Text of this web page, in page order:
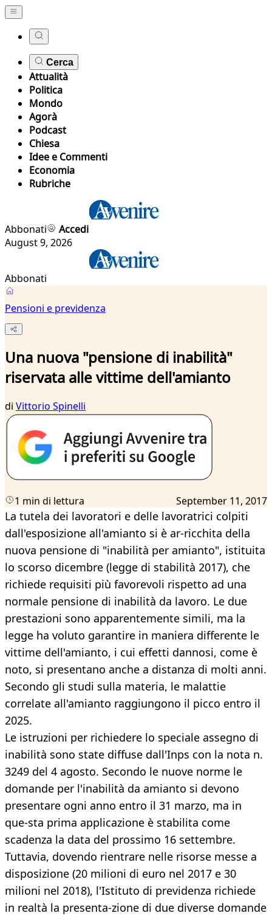
Cerca
Attualità
Politica
Mondo
Agorà
Podcast
Chiesa
Idee e Commenti
Economia
Rubriche
Abbonati
Accedi
August 9, 2026
Abbonati
Pensioni e previdenza
Una nuova "pensione di inabilità"
riservata alle vittime dell'amianto
di Vittorio Spinelli
1 min di lettura September 11, 2017
La tutela dei lavoratori e delle lavoratrici colpiti
dall'esposizione all'amianto si è ar-ricchita della
nuova pensione di "inabilità per amianto", istituita
lo scorso dicembre (legge di stabilità 2017), che
richiede requisiti più favorevoli rispetto ad una
normale pensione di inabilità da lavoro. Le due
prestazioni sono apparentemente simili, ma la
legge ha voluto garantire in maniera differente le
vittime dell'amianto, i cui effetti dannosi, come è
noto, si presentano anche a distanza di molti anni.
Secondo gli studi sulla materia, le malattie
correlate all'amianto raggiungono il picco entro il
2025.
Le istruzioni per richiedere lo speciale assegno di
inabilità sono state diffuse dall'Inps con la nota n.
3249 del 4 agosto. Secondo le nuove norme le
domande per l'inabilità da amianto si devono
presentare ogni anno entro il 31 marzo, ma in
que-sta prima applicazione è stabilita come
scadenza la data del prossimo 16 settembre.
Tuttavia, dovendo rientrare nelle risorse messe a
disposizione (20 milioni di euro nel 2017 e 30
milioni nel 2018), l'Istituto di previdenza richiede
in realtà la presenta-zione di due diverse domande